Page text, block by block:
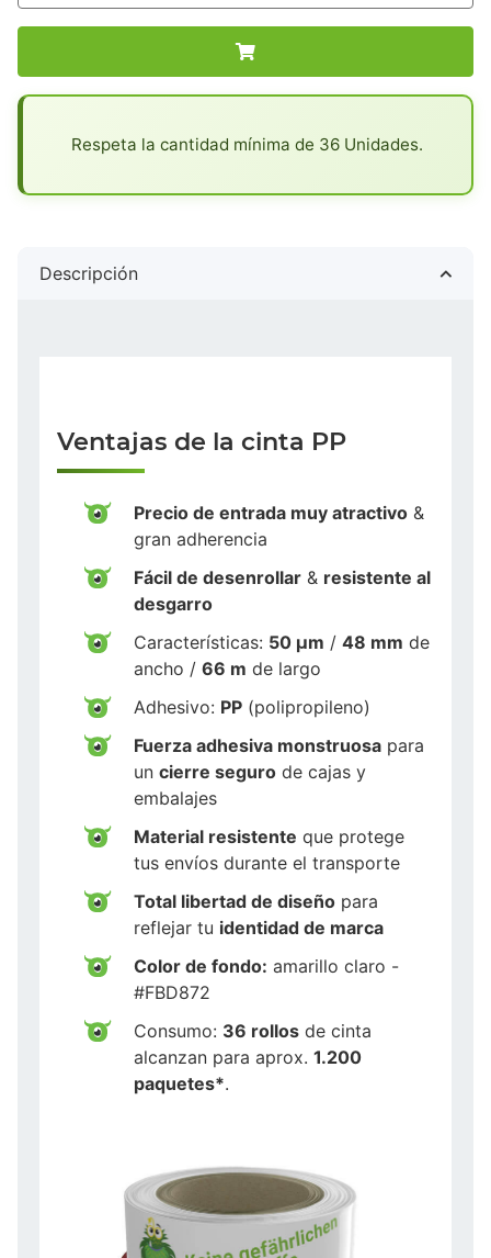
Respeta la cantidad mínima de 36 Unidades.
Descripción
Ventajas de la cinta PP
Precio de entrada muy atractivo &
gran adherencia
Fácil de desenrollar & resistente al
desgarro
Características: 50 µm / 48 mm de
ancho / 66 m de largo
Adhesivo: PP (polipropileno)
Fuerza adhesiva monstruosa para
un cierre seguro de cajas y
embalajes
Material resistente que protege
tus envíos durante el transporte
Total libertad de diseño para
reflejar tu identidad de marca
Color de fondo: amarillo claro -
#FBD872
Consumo: 36 rollos de cinta
alcanzan para aprox. 1.200
paquetes*.